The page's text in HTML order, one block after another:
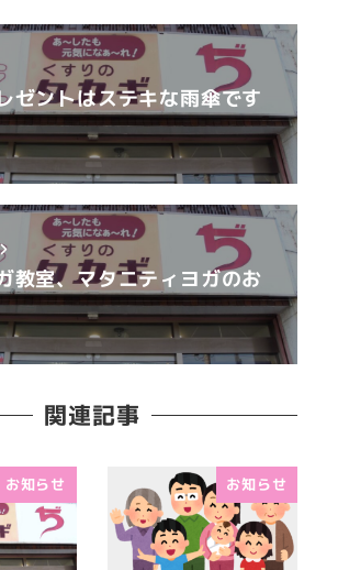
ゼントはステキな雨傘です
教室、マタニティヨガのお
関連記事
お知らせ お知らせ